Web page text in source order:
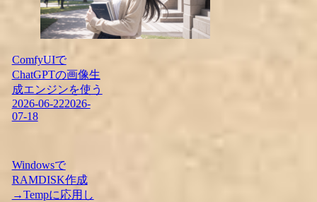
ComfyUIで
ChatGPTの画像生
成エンジンを使う
2026-06-222026-
07-18
Windowsで
RAMDISK作成
→Tempに応用し